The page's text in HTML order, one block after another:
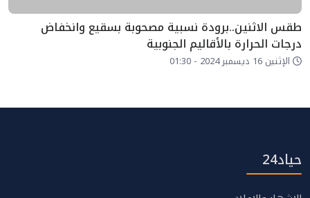
طقس الاثنين..برودة نسبية مصحوبة بسقيع وانخفاض
درجات الحرارة بالأقاليم الجنوبية
الإثنين 16 ديسمبر 2024 - 01:30
حياد24